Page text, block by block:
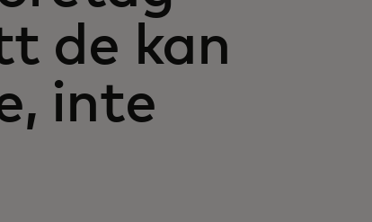
de kan
inte